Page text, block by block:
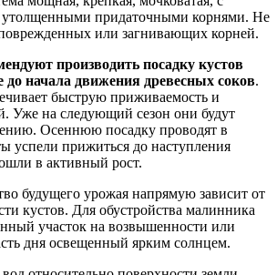
утолщенными придаточными корнями. Не
или загнивающих корней.
производить посадку кустов
до начала движения древесных соков.
быструю приживаемость и
Уже на следующий сезон они будут
Осеннюю посадку проводят в
успели прижиться до наступления
в активный рост.
будущего урожая напрямую зависит от
кустов. Для обустройства малинника
участок на возвышенности или
дня освещенный ярким солнцем.